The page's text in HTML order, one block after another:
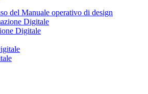
del Manuale operativo di design
Digitale